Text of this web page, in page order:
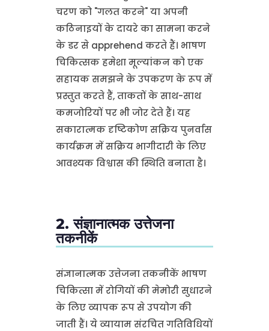
चरण को "गलत करने" या अपनी
कठिनाइयों के दायरे का सामना करने
के डर से apprehend करते हैं। भाषण
चिकित्सक हमेशा मूल्यांकन को एक
सहायक समझने के उपकरण के रूप में
प्रस्तुत करते हैं, ताकतों के साथ-साथ
कमजोरियों पर भी जोर देते हैं। यह
सकारात्मक दृष्टिकोण सक्रिय पुनर्वास
कार्यक्रम में सक्रिय भागीदारी के लिए
आवश्यक विश्वास की स्थिति बनाता है।
2. संज्ञानात्मक उत्तेजना
तकनीकें
संज्ञानात्मक उत्तेजना तकनीकें भाषण
चिकित्सा में रोगियों की मेमोरी सुधारने
के लिए व्यापक रूप से उपयोग की
जाती हैं। ये व्यायाम संरचित गतिविधियों